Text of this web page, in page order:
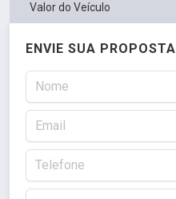
Valor do Veículo
ENVIE SUA PROPOSTA